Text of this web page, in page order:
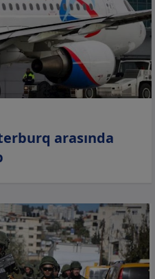
arasında